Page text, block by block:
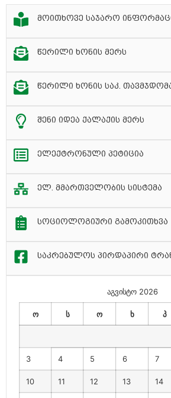
მოითხოვე საჯარო
წერილი ხონის მერს
წერილი ხონის საკ.
შენი იდეა ქალაქის მერს
ელექტრონული პეტიცია
ელ. მმართველობის სისტემა
სოციოლოგიური გამოკითხვა
საკრებულოს პირდაპირი
აგვისტო 2026
ო ს ო ხ პ
3 4 5 6 7
10 11 12 13 14